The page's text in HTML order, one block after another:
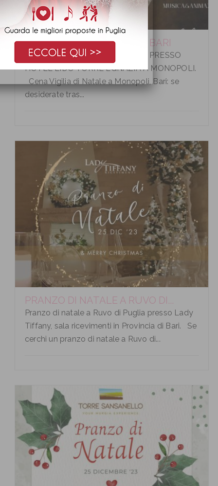
CENA VIGILIA DI NATALE A BARI
CENA VIGILIA DI NATALE A BARI PRESSO
HOTEL LIDO TORRE EGNAZIA A MONOPOLI.
Cena Vigilia di Natale a Monopoli, Bari: se
desiderate tras...
PRANZO DI NATALE A RUVO DI...
Pranzo di natale a Ruvo di Puglia presso Lady
Tiffany, sala ricevimenti in Provincia di Bari. Se
cerchi un pranzo di natale a Ruvo di...